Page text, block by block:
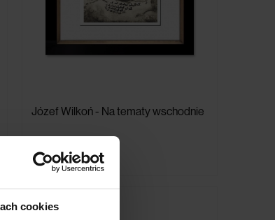
cookies
Józef Wilkoń - Na tematy wschodnie
3 490,00 zł